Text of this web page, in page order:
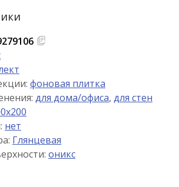
фоновая плитка
для дома/офиса, для стен
нет
Глянцевая
оникс